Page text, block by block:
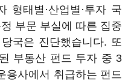
형태별·산업별·투자 국
부문 부실에 따른 집중
국은 진단했습니다. 또
부동산 펀드 투자 중 3
용사에서 취급하는 펀드